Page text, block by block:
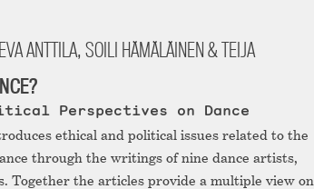
ANTTILA, SOILI HÄMÄLÄINEN & TEIJA
Perspectives on Dance
ethical and political issues related to the
through the writings of nine dance artists,
Together the articles provide a multiple view on